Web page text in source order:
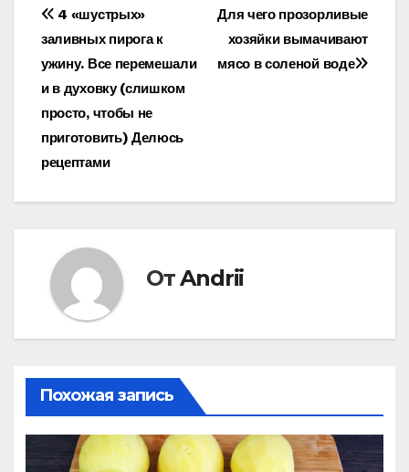
Навигация
по
записям
Для чего прозорливые
хозяйки вымачивают
мясо в соленой воде
4 «шустрых»
заливных пирога к
ужину. Все перемешали
и в духовку (слишком
просто, чтобы не
приготовить) Делюсь
рецептами
ОтAndrii
Похожая запись